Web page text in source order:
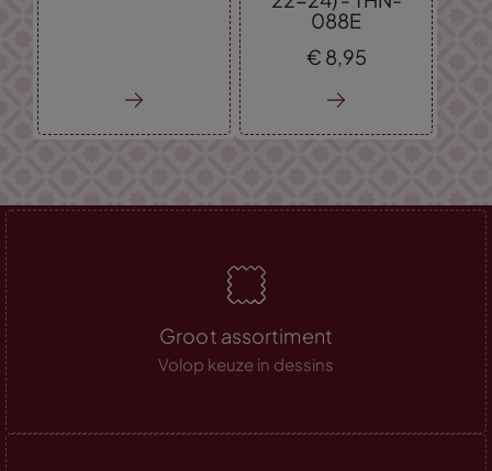
088E
€ 8, 95
Groot assortiment
Volop keuze in dessins